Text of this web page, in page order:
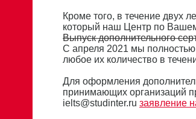
Кроме того, в течение двух
который наш Центр по
Выпуск дополнительного
С апреля 2021 мы полностью
любое их количество в
Для оформления
принимающих организаций
ielts@studinter.ru заявление